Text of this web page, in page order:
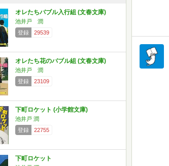
オレたちバブル入行組 (文春文庫)
池井戸 潤
登録
29539
オレたち花のバブル組 (文春文庫)
池井戸 潤
登録
23109
下町ロケット (小学館文庫)
池井戸 潤
登録
22755
下町ロケット